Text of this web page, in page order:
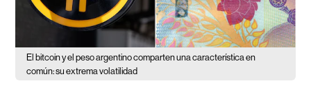
El bitcoin y el peso argentino comparten una característica en
común: su extrema volatilidad